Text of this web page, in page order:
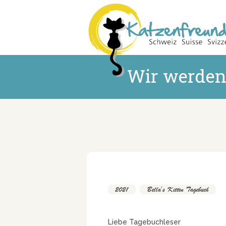
Wir
2021 Bella's Kitten Tagebuch
Liebe Tagebuchleser